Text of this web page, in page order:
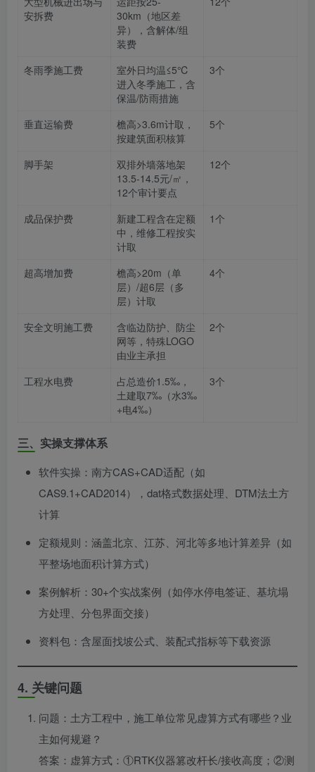
安拆费
30km（地区差
异），含解体/组
装费
冬雨季施工费
室外日均温≤5℃
进入冬季施工，含
保温/防雨措施
3个
垂直运输费
檐高>3.6m计取，
按建筑面积核算
5个
脚手架
双排外墙落地架
13.5-14.5元/㎡，
12个审计要点
12个
成品保护费
新建工程含在定额
中，维修工程按实
计取
1个
超高增加费
檐高>20m（单
层）/超6层（多
层）计取
4个
安全文明施工费
含临边防护、防尘
网等，特殊LOGO
由业主承担
2个
工程水电费
占总造价1.5‰，
土建取7‰（水3‰
+电4‰）
3个
三、实操支撑体系
软件实操：南方CAS+CAD适配（如
CAS9.1+CAD2014），dat格式数据处理、DTM法土方
计算
定额规则：涵盖北京、江苏、河北等多地计算差异（如
平整场地面积计算方式）
案例解析：30+个实战案例（如停水停电签证、基坑塌
方处理、分包界面交接）
资料包：含屋面找坡公式、装配式指标等下载资源
4. 关键问题
问题：土方工程中，施工单位常见虚算方式有哪些？业
主如何规避？
答案：虚算方式：①RTK仪器篡改杆长/接收高度；②测